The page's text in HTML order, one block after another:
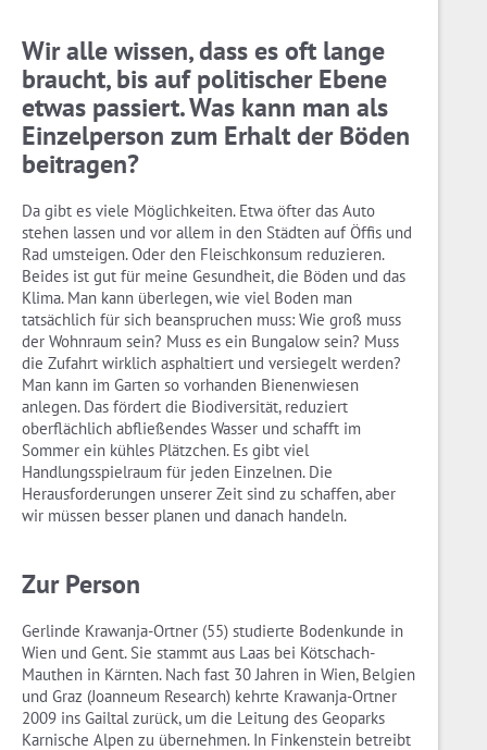
Wir alle wissen, dass es oft lange
braucht, bis auf politischer Ebene
etwas passiert. Was kann man als
Einzelperson zum Erhalt der Böden
beitragen?
Da gibt es viele Möglichkeiten. Etwa öfter das Auto
stehen lassen und vor allem in den Städten auf Öffis und
Rad umsteigen. Oder den Fleischkonsum reduzieren.
Beides ist gut für meine Gesundheit, die Böden und das
Klima. Man kann überlegen, wie viel Boden man
tatsächlich für sich beanspruchen muss: Wie groß muss
der Wohnraum sein? Muss es ein Bungalow sein? Muss
die Zufahrt wirklich asphaltiert und versiegelt werden?
Man kann im Garten so vorhanden Bienenwiesen
anlegen. Das fördert die Biodiversität, reduziert
oberflächlich abfließendes Wasser und schafft im
Sommer ein kühles Plätzchen. Es gibt viel
Handlungsspielraum für jeden Einzelnen. Die
Herausforderungen unserer Zeit sind zu schaffen, aber
wir müssen besser planen und danach handeln.
Zur Person
Gerlinde Krawanja-Ortner (55) studierte Bodenkunde in
Wien und Gent. Sie stammt aus Laas bei Kötschach-
Mauthen in Kärnten. Nach fast 30 Jahren in Wien, Belgien
und Graz (Joanneum Research) kehrte Krawanja-Ortner
2009 ins Gailtal zurück, um die Leitung des Geoparks
Karnische Alpen zu übernehmen. In Finkenstein betreibt